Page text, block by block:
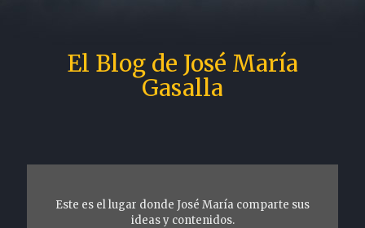
El Blog de José María
Gasalla
Este es el lugar donde José María comparte sus
ideas y contenidos.